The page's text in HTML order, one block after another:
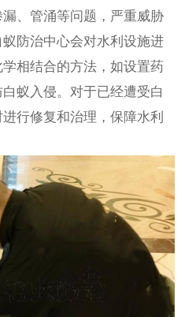
、管涌等问题，严重威胁
防治中心会对水利设施进
相结合的方法，如设置药
蚁入侵。对于已经遭受白
行修复和治理，保障水利